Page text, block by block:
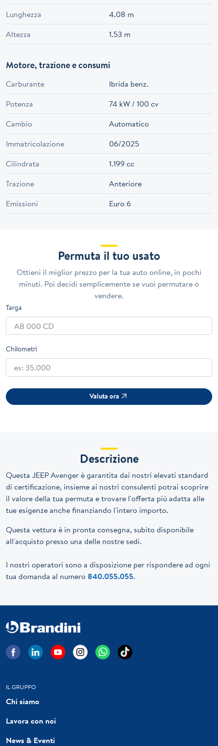
Lunghezza
4.08 m
Altezza
1.53 m
Motore, trazione e consumi
Carburante
Ibrida benz.
Potenza
74 kW / 100 cv
Cambio
Automatico
Immatricolazione
06/2025
Cilindrata
1.199 cc
Trazione
Anteriore
Emissioni
Euro 6
Permuta il tuo usato
Ottieni il miglior prezzo per la tua auto online, in pochi
minuti. Poi decidi semplicemente se vuoi permutare o
vendere.
Targa
Chilometri
Valuta ora
Descrizione
Questa JEEP Avenger è garantita dai nostri elevati standard
di certificazione, insieme ai nostri consulenti potrai scoprire
il valore della tua permuta e trovare l'offerta più adatta alle
tue esigenze anche finanziando l'intero importo.
Questa vettura è in pronta consegna, subito disponibile
all'acquisto presso una delle nostre sedi.
I nostri operatori sono a disposizione per rispondere ad ogni
tua domanda al numero 840.055.055.
IL GRUPPO
Chi siamo
Lavora con noi
News & Eventi